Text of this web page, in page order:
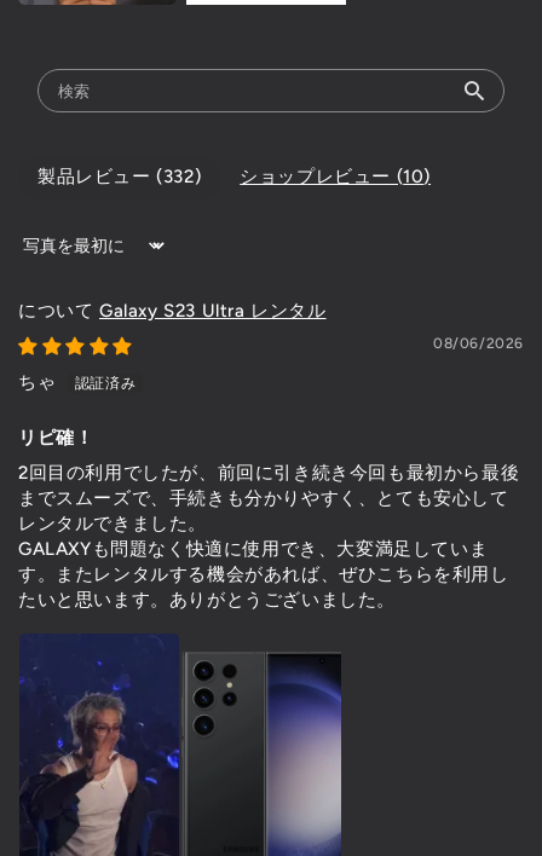
製品レビュー (332) ショップレビュー (10)
Sort by
Galaxy S23 Ultra レンタル
08/06/2026
ちゃ
リピ確！
2回目の利用でしたが、前回に引き続き今回も最初から最後
までスムーズで、手続きも分かりやすく、とても安心して
レンタルできました。
GALAXYも問題なく快適に使用でき、大変満足していま
す。またレンタルする機会があれば、ぜひこちらを利用し
たいと思います。ありがとうございました。